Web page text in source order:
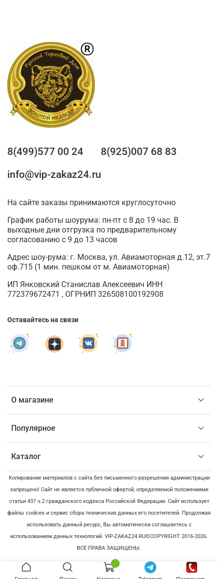
О магазине
Популярное
Каталог
8(499)577 00 24
8(925)007 68 83
info@vip-zakaz24.ru
На сайте заказы принимаются круглосуточно
График работы шоурума: пн-пт с 8 до 19 час. В
выходные дни отгрузка по предварительному
согласованию с 9 до 13 часов
Адрес шоу-рума: г. Москва, ул. Авиамоторная д.12, эт.7
оф.715 (1 мин. пешком от м. Авиамоторная)
ИП Янковский Станислав Алексеевич ИНН
772379672471 , ОГРНИП 326508100192908
Оставайтесь на связи
Копирование материалов с сайта без письменного разрешения администрации
запрещено! Сайт не является публичной офертой, определяемой положениями
статьи 437 ч.2 гражданского кодекса Российской Федерации. Сайт использует
файлы cookies и сервис сбора технических данных его посетителей. Продолжая
использовать данный ресурс, Вы автоматически соглашаетесь с
использованием данных технологий. VIP-ZAKAZ24.RU©COPYRIGHT 2016-2026.
ВСЕ ПРАВА ЗАЩИЩЕНЫ.